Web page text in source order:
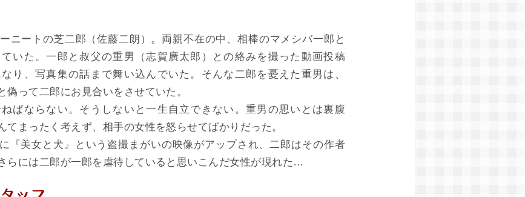
ニートの芝二郎（佐藤二朗）。両親不在の中、相棒のマメシバ一郎と
いた。一郎と叔父の重男（志賀廣太郎）との絡みを撮った動画投稿
なり、写真集の話まで舞い込んでいた。そんな二郎を憂えた重男は、
偽って二郎にお見合いをさせていた。
ばならない。そうしないと一生自立できない。重男の思いとは裏腹
てまったく考えず、相手の女性を怒らせてばかりだった。
『美女と犬』という盗撮まがいの映像がアップされ、二郎はその作者
らには二郎が一郎を虐待していると思いこんだ女性が現れた…